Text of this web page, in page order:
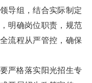
导组，结合实际制定
明确岗位职责，规范
流程从严管控，确保
严格落实阳光招生专